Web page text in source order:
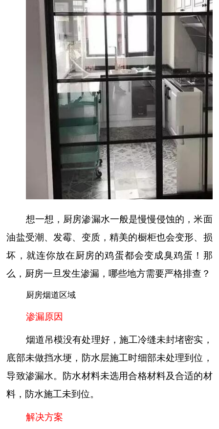
想一想，厨房渗漏水一般是慢慢侵蚀的，米面
油盐受潮、发霉、变质，精美的橱柜也会变形、损
坏，就连你放在厨房的鸡蛋都会变成臭鸡蛋！那
么，厨房一旦发生渗漏，哪些地方需要严格排查？
厨房烟道区域
渗漏原因
烟道吊模没有处理好，施工冷缝未封堵密实，
底部未做挡水埂，防水层施工时细部未处理到位，
导致渗漏水。防水材料未选用合格材料及合适的材
料，防水施工未到位。
解决方案